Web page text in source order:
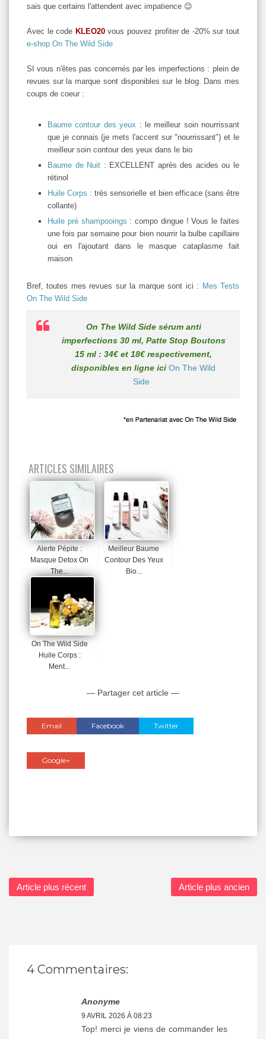
sais que certains l'attendent avec impatience 😉
Avec le code KLEO20vous pouvez profiter de -20% sur tout
e-shop On The Wild Side
SI vous n'êtes pas concernés par les imperfections : plein de
revues sur la marque sont disponibles sur le blog. Dans mes
coups de coeur :
Baume contour des yeux : le meilleur soin nourrissant
que je connais (je mets l'accent sur "nourrissant") et le
meilleur soin contour des yeux dans le bio
Baume de Nuit : EXCELLENT après des acides ou le
rétinol
Huile Corps : très sensorielle et bien efficace (sans être
collante)
Huile pré shampooings : compo dingue ! Vous le faites
une fois par semaine pour bien nourrir la bulbe capillaire
oui en l'ajoutant dans le masque cataplasme fait
maison
Bref, toutes mes revues sur la marque sont ici : Mes Tests
On The Wild Side
On The Wild Side sérum anti
imperfections 30 ml, Patte Stop Boutons
15 ml : 34€ et 18€ respectivement,
disponibles en ligne ici On The Wild
Side
ARTICLES SIMILAIRES
Alerte Pépite :
Masque Detox On
The...
Meilleur Baume
Contour Des Yeux
Bio...
On The Wild Side
Huile Corps :
Ment...
— Partager cet article —
Email Facebook Twitter
Google+
Article plus récent Article plus ancien
4 Commentaires:
Anonyme
9 AVRIL 2026 À 08:23
Top! merci je viens de commander les